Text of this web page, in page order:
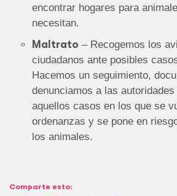
encontrar hogares para
necesitan.
Maltrato – Recogemos los
ciudadanos ante posibles
Hacemos un seguimiento,
denunciamos a las
aquellos casos en los que se
ordenanzas y se pone en
los animales.
Comparte esto: